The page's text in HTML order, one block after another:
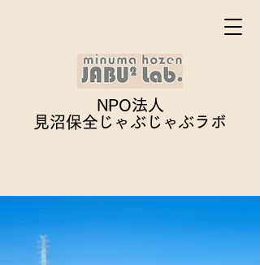
NPO法人
見沼保全じゃぶじゃぶラボ